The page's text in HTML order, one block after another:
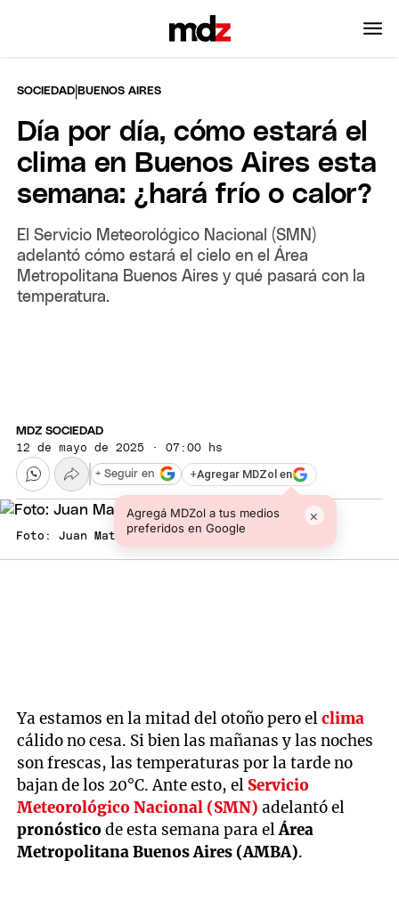
SOCIEDAD |BUENOS AIRES
Día por día, cómo estará el
clima en Buenos Aires esta
semana: ¿hará frío o calor?
El Servicio Meteorológico Nacional (SMN)
adelantó cómo estará el cielo en el Área
Metropolitana Buenos Aires y qué pasará con la
temperatura.
MDZ SOCIEDAD
12 de mayo de 2025 · 07:00 hs
+Agregar MDZol en
Agregá MDZol a tus medios
preferidos en Google
×
+ Seguir en
Foto: Juan Mateo Aberastain Zubimendi
Ya estamos en la mitad del otoño pero elclima
cálido no cesa. Si bien las mañanas y las noches
son frescas, las temperaturas por la tarde no
bajan de los 20°C. Ante esto, el Servicio
Meteorológico Nacional (SMN)adelantó el
pronósticode esta semana para elÁrea
Metropolitana Buenos Aires (AMBA).